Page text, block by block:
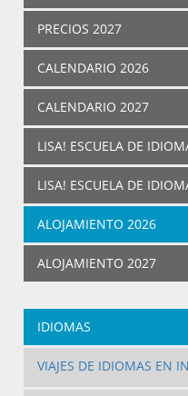
PRECIOS 2027
CALENDARIO 2026
CALENDARIO 2027
LISA! ESCUELA DE
LISA! ESCUELA DE
ALOJAMIENTO 2026
ALOJAMIENTO 2027
IDIOMAS
VIAJES DE IDIOMAS EN